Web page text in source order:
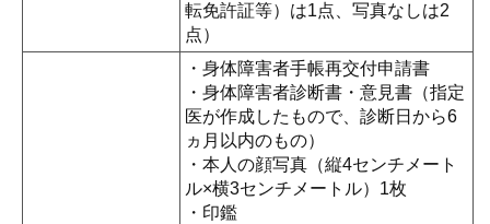
転免許証等）は1点、写真なしは2
点）
・身体障害者手帳再交付申請書
・身体障害者診断書・意見書（指定
医が作成したもので、診断日から6
ヵ月以内のもの）
・本人の顔写真（縦4センチメート
ル×横3センチメートル）1枚
・印鑑